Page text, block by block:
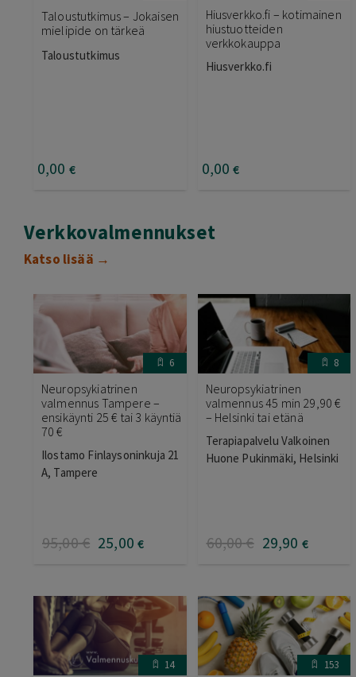
Taloustutkimus – Jokaisen
mielipide on tärkeä
Taloustutkimus
0,00 €
Hiusverkko.fi – kotimainen
hiustuotteiden
verkkokauppa
Hiusverkko.fi
0,00 €
Verkkovalmennukset
Katso lisää →
6
Neuropsykiatrinen
valmennus Tampere –
ensikäynti 25 € tai 3 käyntiä
70 €
Ilostamo Finlaysoninkuja 21
A, Tampere
95,00€ 25,00 €
8
Neuropsykiatrinen
valmennus 45 min 29,90 €
– Helsinki tai etänä
Terapiapalvelu Valkoinen
Huone Pukinmäki, Helsinki
60,00€ 29,90 €
14 153